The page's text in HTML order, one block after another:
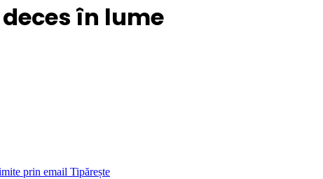
în lume
prin email Tipărește